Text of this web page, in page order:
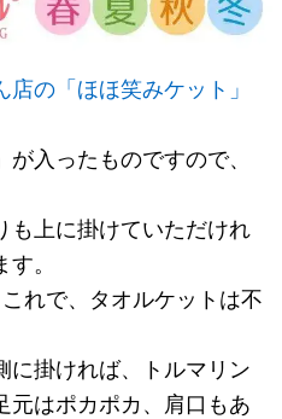
店の「ほほ笑みケット」
入ったものですので、
も上に掛けていただけれ
。
れで、タオルケットは不
に掛ければ、トルマリン
元はポカポカ、肩口もあ